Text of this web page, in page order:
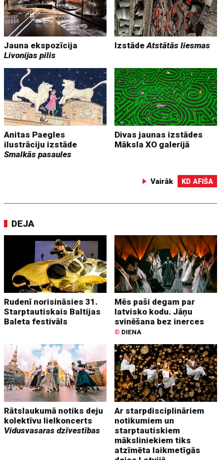
Jauna ekspozīcija
Livonijas pilis
IzstādeAtstātās liesmas
Anitas Paegles
ilustrāciju izstāde
Smalkās pasaules
Divas jaunas izstādes
Māksla XO galerijā
Vairāk KD AFIŠA
DEJA
Rudenī norisināsies 31.
Starptautiskais Baltijas
Baleta festivāls
Mēs paši degam par
latvisko kodu. Jāņu
svinēšana bez inerces
© DIENA
Rātslaukumā notiks deju
kolektīvu lielkoncerts
Vidusvasaras dzīvestības
Ar starpdisciplināriem
notikumiem un
starptautiskiem
māksliniekiem tiks
atzīmēta laikmetīgās